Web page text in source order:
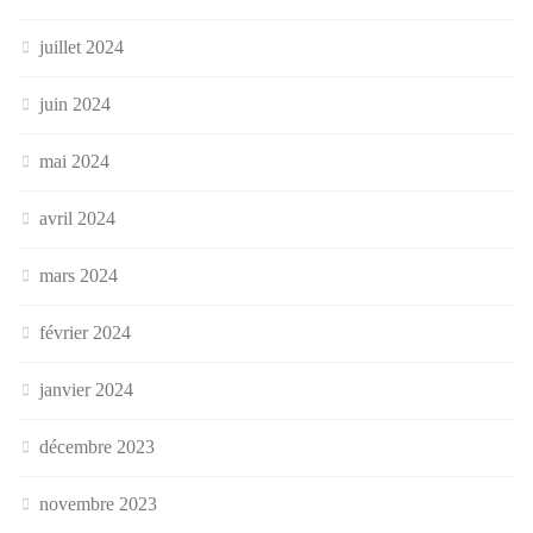
juillet 2024
juin 2024
mai 2024
avril 2024
mars 2024
février 2024
janvier 2024
décembre 2023
novembre 2023